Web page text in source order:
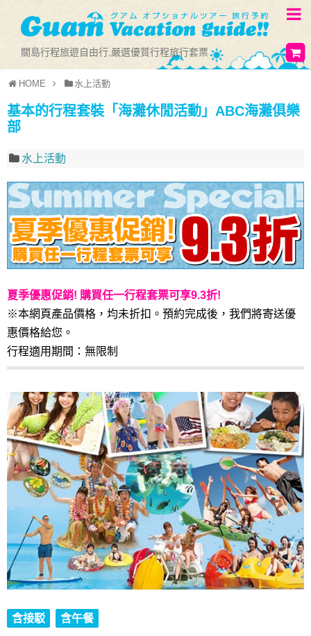
關島行程旅遊自由行,嚴選優質行程旅行套票
HOME 水上活動
基本的行程套裝「海灘休閒活動」ABC海灘俱樂
部
水上活動
夏季優惠促銷! 購買任一行程套票可享9.3折!
※本網頁產品價格，均未折扣。預約完成後，我們將寄送優
惠價格給您。
行程適用期間：無限制
含接駁 含午餐